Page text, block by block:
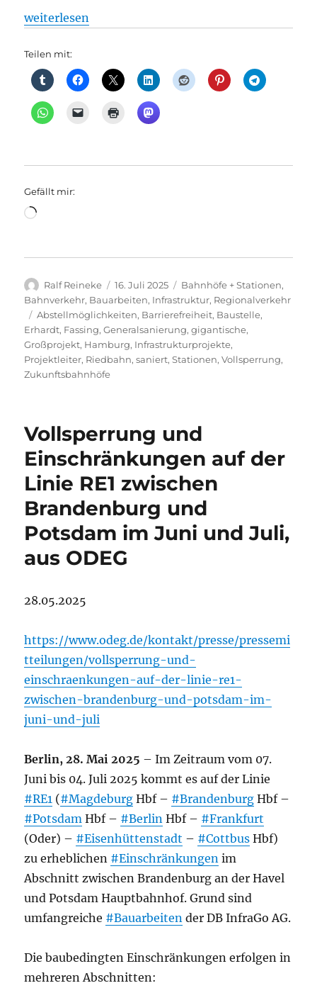
„Bahnstrecke Hamburg-Berlin: „Stellwerke
weiterlesen
Teilen mit:
Gefällt mir:
Wird
Autor
Ralf Reineke
Veröffentlicht
am
16. Juli 2025 Kategorien
Bahnhöfe + Stationen,
Bahnverkehr, Bauarbeiten, Infrastruktur, Regionalverkehr
Schlagwörter
Abstellmöglichkeiten, Barrierefreiheit, Baustelle,
Erhardt, Fassing,Generalsanierung,gigantische,
Großprojekt, Hamburg, Infrastrukturprojekte,
Projektleiter, Riedbahn,saniert,Stationen,Vollsperrung,
Zukunftsbahnhöfe
Vollsperrung und
Einschränkungen auf der
Linie RE1 zwischen
Brandenburg und
Potsdam im Juni und Juli,
aus ODEG
28.05.2025
https://www.odeg.de/kontakt/presse/pressemi
tteilungen/vollsperrung-und-
einschraenkungen-auf-der-linie-re1-
zwischen-brandenburg-und-potsdam-im-
juni-und-juli
Berlin, 28. Mai 2025 – Im Zeitraum vom 07.
Juni bis 04. Juli 2025 kommt es auf der Linie
#RE1 (#Magdeburg Hbf – #Brandenburg Hbf –
#Potsdam Hbf – #Berlin Hbf – #Frankfurt
(Oder) – #Eisenhüttenstadt – #Cottbus Hbf)
zu erheblichen #Einschränkungen im
Abschnitt zwischen Brandenburg an der Havel
und Potsdam Hauptbahnhof. Grund sind
umfangreiche #Bauarbeiten der DB InfraGo AG.
Die baubedingten Einschränkungen erfolgen in
mehreren Abschnitten: